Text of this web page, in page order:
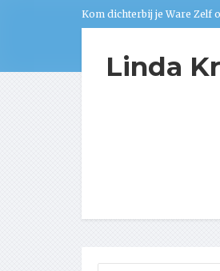
Kom dichterbij je Ware Zelf
Linda